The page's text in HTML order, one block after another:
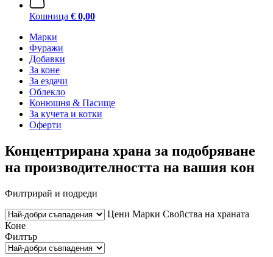
Кошница € 0,00
Марки
Фуражи
Добавки
За коне
За ездачи
Облекло
Конюшня & Пасище
За кучета и котки
Оферти
Концентрирана храна за подобряване
на производителността на вашия кон
Филтрирай и подреди
Цени Марки Свойства на храната
Коне
Филтър